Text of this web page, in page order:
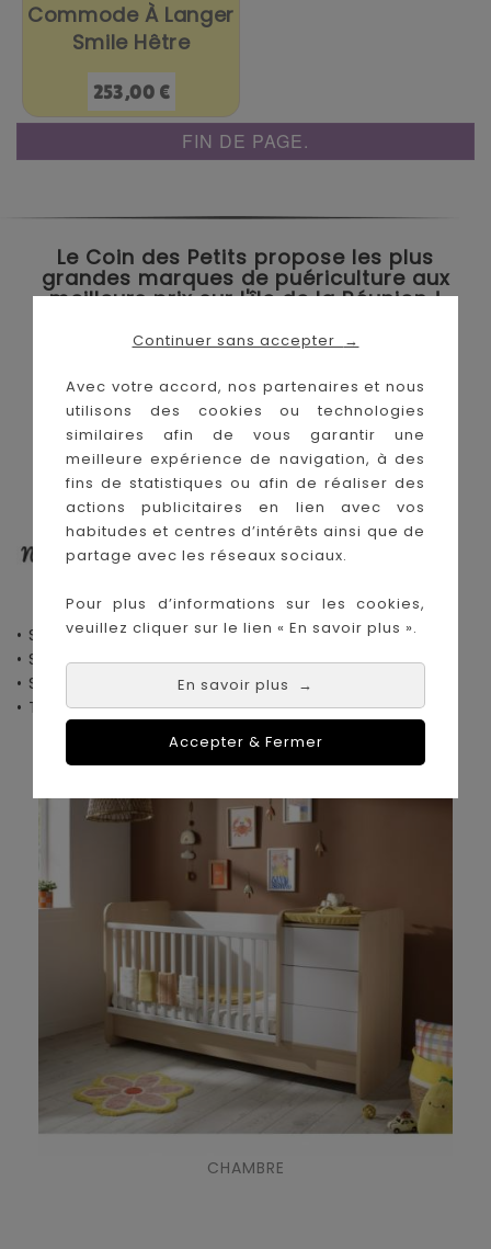
Continuer sans accepter →
Avec votre accord, nos partenaires et nous
utilisons des cookies ou technologies
similaires afin de vous garantir une
meilleure expérience de navigation, à des
fins de statistiques ou afin de réaliser des
actions publicitaires en lien avec vos
habitudes et centres d’intérêts ainsi que de
partage avec les réseaux sociaux.
Pour plus d’informations sur les cookies,
veuillez cliquer sur le lien « En savoir plus ».
En savoir plus →
Accepter & Fermer
Commode À Langer
Smile Hêtre
Prix
253,00 €
FIN DE PAGE.
Le Coin des Petits propose les plus
grandes marques de puériculture aux
meilleurs prix sur l'île de la Réunion !
Nos magasins à Achat en ligne :
• Saint Denis
• Saint Paul
• Saint Pierre
• Tampon
• Paiement sécurisé
• Retrait en magasin
• Livraison sur toute l'île
de La Réunion
CHAMBRE